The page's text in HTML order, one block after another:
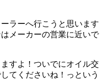
ラーへ行こうと思います
メーカーの営業に近いで
すよ！ついでにオイル交
てくださいね！っという